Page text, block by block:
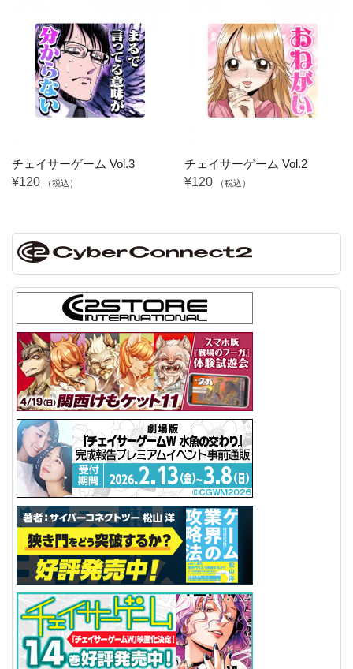
チェイサーゲーム Vol.3
¥120
（税込）
チェイサーゲーム Vol.2
¥120
（税込）